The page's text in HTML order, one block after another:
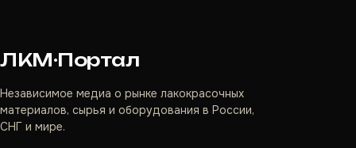
ЛКМ·Портал
Независимое медиа о рынке лакокрасочных
материалов, сырья и оборудования в России,
СНГ и мире.